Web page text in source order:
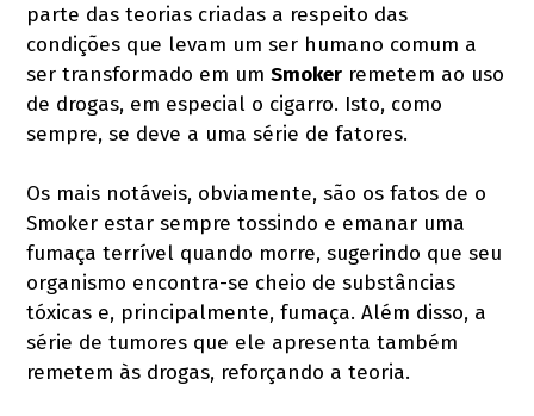
parte das teorias criadas a respeito das
condições que levam um ser humano comum a
ser transformado em umSmoker remetem ao uso
de drogas, em especial o cigarro. Isto, como
sempre, se deve a uma série de fatores.
Os mais notáveis, obviamente, são os fatos de o
Smoker estar sempre tossindo e emanar uma
fumaça terrível quando morre, sugerindo que seu
organismo encontra-se cheio de substâncias
tóxicas e, principalmente, fumaça. Além disso, a
série de tumores que ele apresenta também
remetem às drogas, reforçando a teoria.